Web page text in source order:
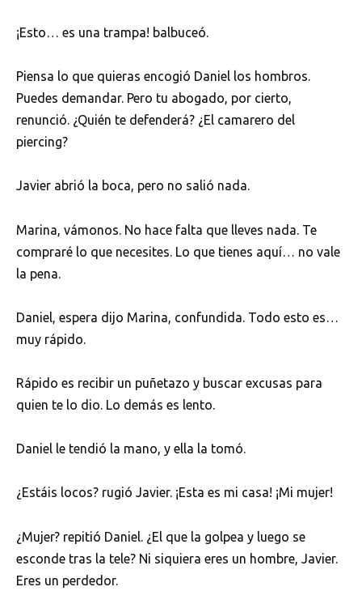
¡Esto… es una trampa! balbuceó.
Piensa lo que quieras encogió Daniel los hombros.
Puedes demandar. Pero tu abogado, por cierto,
renunció. ¿Quién te defenderá? ¿El camarero del
piercing?
Javier abrió la boca, pero no salió nada.
Marina, vámonos. No hace falta que lleves nada. Te
compraré lo que necesites. Lo que tienes aquí… no vale
la pena.
Daniel, espera dijo Marina, confundida. Todo esto es…
muy rápido.
Rápido es recibir un puñetazo y buscar excusas para
quien te lo dio. Lo demás es lento.
Daniel le tendió la mano, y ella la tomó.
¿Estáis locos? rugió Javier. ¡Esta es mi casa! ¡Mi mujer!
¿Mujer? repitió Daniel. ¿El que la golpea y luego se
esconde tras la tele? Ni siquiera eres un hombre, Javier.
Eres un perdedor.